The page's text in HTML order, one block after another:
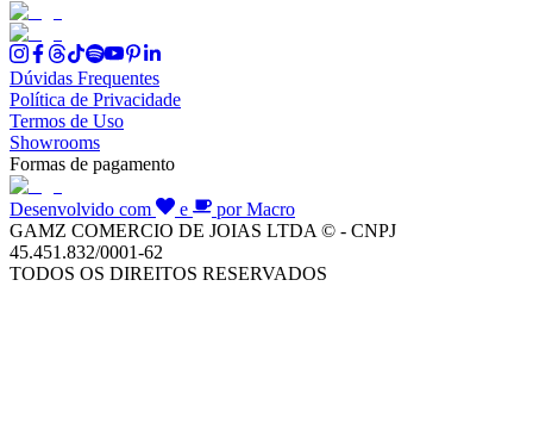
Dúvidas Frequentes
Política de Privacidade
Termos de Uso
Showrooms
Formas de pagamento
Desenvolvido com e
por Macro
GAMZ COMERCIO DE JOIAS LTDA © - CNPJ
45.451.832/0001-62
TODOS OS DIREITOS RESERVADOS